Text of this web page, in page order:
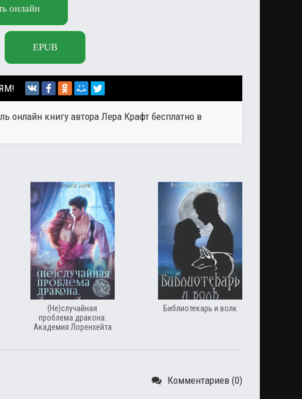
онлайн
EPUB
онлайн книгу автора Лера Крафт бесплатно в
(Не)случайная
проблема дракона.
Академия Лоренхейта
Библиотекарь и волк
Комментариев (0)